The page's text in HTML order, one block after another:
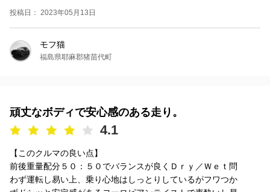
投稿日： 2023年05月13日
モフ猫
福島県耶麻郡猪苗代町
頑丈なボディで安心感のある走り。
4.1
【このクルマの良い点】
前後重量配分５０：５０でバランスが良くＤｒｙ／Ｗｅｔ問
わず運転し易い上、乗り心地はしっとりしているがフワつか